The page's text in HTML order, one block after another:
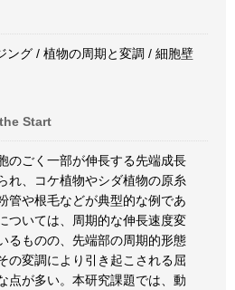
ング / 植物の周期と変調 / 細胞壁
Start
のごく一部が伸長する先端成長
れ、コケ植物やシダ植物の原糸
管や根毛などが典型的な例であ
ついては、周期的な伸長速度変
るものの、先端部の周期的形態
の変調により引き起こされる屈
点が多い。本研究課題では、動